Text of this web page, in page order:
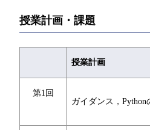
授業計画・課題
授業計画
第1回
ガイダンス，Python